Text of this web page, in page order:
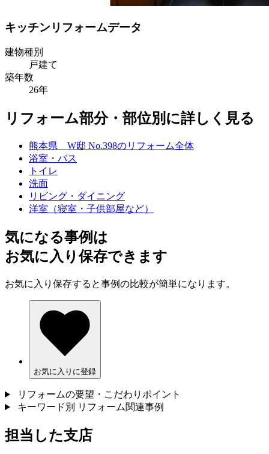
キッチンリフォームデータ
建物種別
戸建て
築年数
26年
リフォーム部分・部位別に詳しく見る
熊本県 W邸 No.398のリフォーム全体
浴室・バス
トイレ
洗面
リビング・ダイニング
洋室（寝室・子供部屋など）
気になる事例は
お気に入り保存できます
お気に入り保存すると事例の比較が簡単になります。
お気に入りに登録
リフォームの要望・こだわりポイント
キーワード別 リフォーム関連事例
担当した支店